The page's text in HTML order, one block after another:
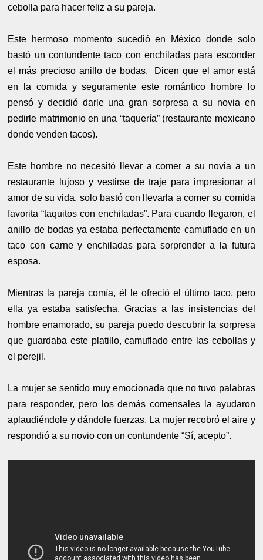
cebolla para hacer feliz a su pareja.
Este hermoso momento sucedió en México donde solo
bastó un contundente taco con enchiladas para esconder
el más precioso anillo de bodas. Dicen que el amor está
en la comida y seguramente este romántico hombre lo
pensó y decidió darle una gran sorpresa a su novia en
pedirle matrimonio en una “taquería” (restaurante mexicano
donde venden tacos).
Este hombre no necesitó llevar a comer a su novia a un
restaurante lujoso y vestirse de traje para impresionar al
amor de su vida, solo bastó con llevarla a comer su comida
favorita “taquitos con enchiladas”. Para cuando llegaron, el
anillo de bodas ya estaba perfectamente camuflado en un
taco con carne y enchiladas para sorprender a la futura
esposa.
Mientras la pareja comía, él le ofreció el último taco, pero
ella ya estaba satisfecha. Gracias a las insistencias del
hombre enamorado, su pareja puedo descubrir la sorpresa
que guardaba este platillo, camuflado entre las cebollas y
el perejil.
La mujer se sentido muy emocionada que no tuvo palabras
para responder, pero los demás comensales la ayudaron
aplaudiéndole y dándole fuerzas. La mujer recobró el aire y
respondió a su novio con un contundente “Sí, acepto”.